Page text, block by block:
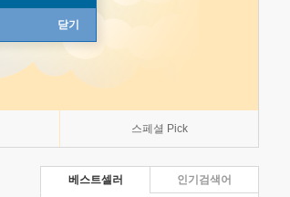
닫기
스페셜 Pick
베스트셀러 인기검색어